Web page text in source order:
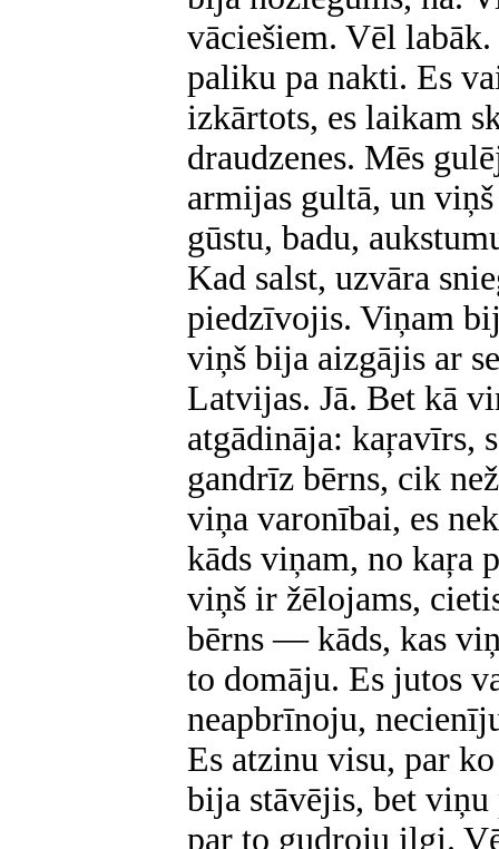
vāciešiem. Vēl
paliku pa nakti. Es
izkārtots, es laikam
draudzenes. Mēs
armijas gultā, un
gūstu, badu,
Kad salst, uzvāra
piedzīvojis. Viņam
viņš bija aizgājis ar
Latvijas. Jā. Bet kā
atgādināja: kaŗavīrs,
gandrīz bērns, cik
viņa varonībai, es
kāds viņam, no kaŗa
viņš ir žēlojams,
bērns — kāds, kas
to domāju. Es jutos
neapbrīnoju,
Es atzinu visu, par
bija stāvējis, bet viņu
par to gudroju ilgi.